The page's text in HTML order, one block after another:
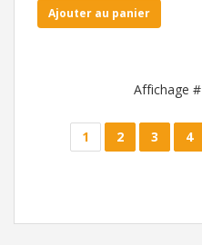
Ajouter au panier
Affichage #
1 2 3 4